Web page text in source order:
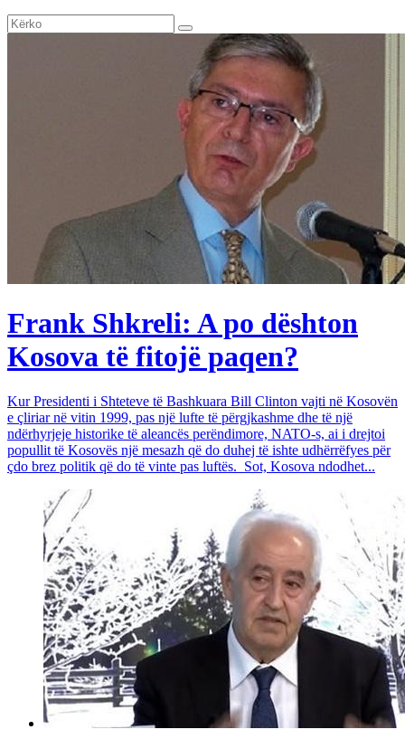
Frank Shkreli: A po dështon
Kosova të fitojë paqen?
Kur Presidenti i Shteteve të Bashkuara Bill Clinton vajti në Kosovën
e çliriar në vitin 1999, pas një lufte të përgjkashme dhe të një
ndërhyrjeje historike të aleancës perëndimore, NATO-s, ai i drejtoi
popullit të Kosovës një mesazh që do duhej të ishte udhërrëfyes për
çdo brez politik që do të vinte pas luftës. Sot, Kosova ndodhet...